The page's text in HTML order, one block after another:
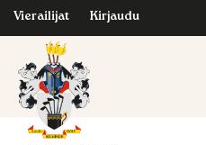
Vierailijat Kirjaudu